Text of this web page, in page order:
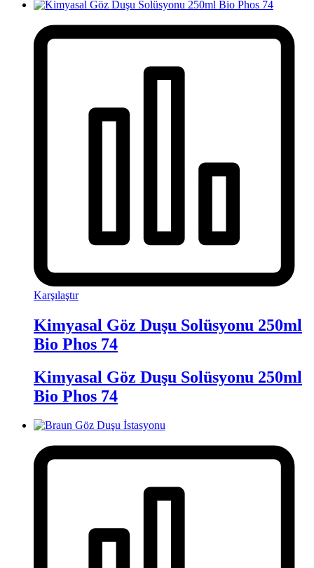
Karşılaştır
Kimyasal Göz Duşu Solüsyonu 250ml
Bio Phos 74
Kimyasal Göz Duşu Solüsyonu 250ml
Bio Phos 74